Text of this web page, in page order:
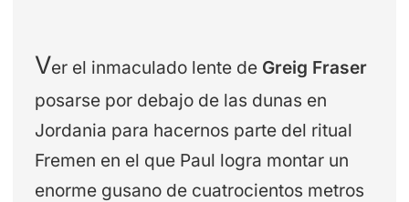
Ver el inmaculado lente de Greig Fraser
posarse por debajo de las dunas en
Jordania para hacernos parte del ritual
Fremen en el que Paul logra montar un
enorme gusano de cuatrocientos metros